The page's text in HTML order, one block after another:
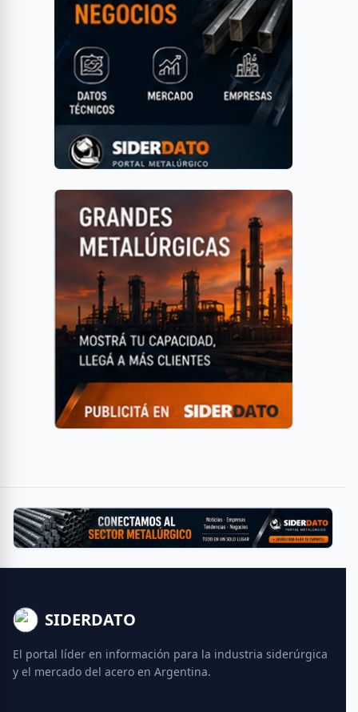
SIDERDATO
El portal líder en información para la industria siderúrgica
y el mercado del acero en Argentina.